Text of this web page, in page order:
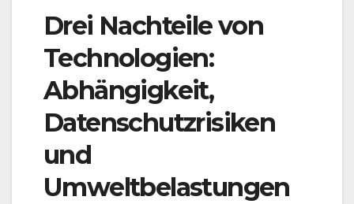
Drei Nachteile von
Technologien:
Abhängigkeit,
Datenschutzrisiken
und
Umweltbelastungen